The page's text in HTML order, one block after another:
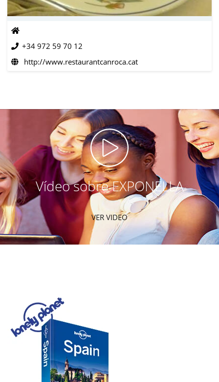
+34 972 59 70 12
http://www.restaurantcanroca.cat
Vídeo sobre EXPONELLA
VER VIDEO